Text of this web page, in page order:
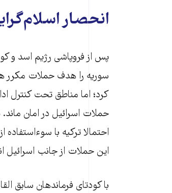
انحصار
پس از فروپاشی رژیم اسد و
سوریه را هدف حملات مکرر
کرد؛ اما مناطق تحت کنترل
حملات اسرائیل در امان
احتمالا ترکیه با
این حملات از جانب اسرائیل
با کودتای فرماندهان سابق